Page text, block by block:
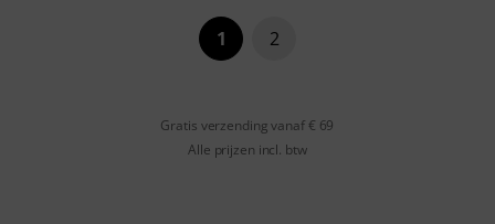
1 2
Gratis verzending vanaf € 69
Alle prijzen incl. btw